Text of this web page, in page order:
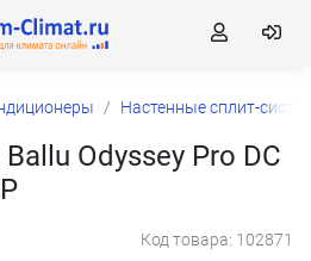
Настенные сплит-
Odyssey Pro DC
Код товара: 102871